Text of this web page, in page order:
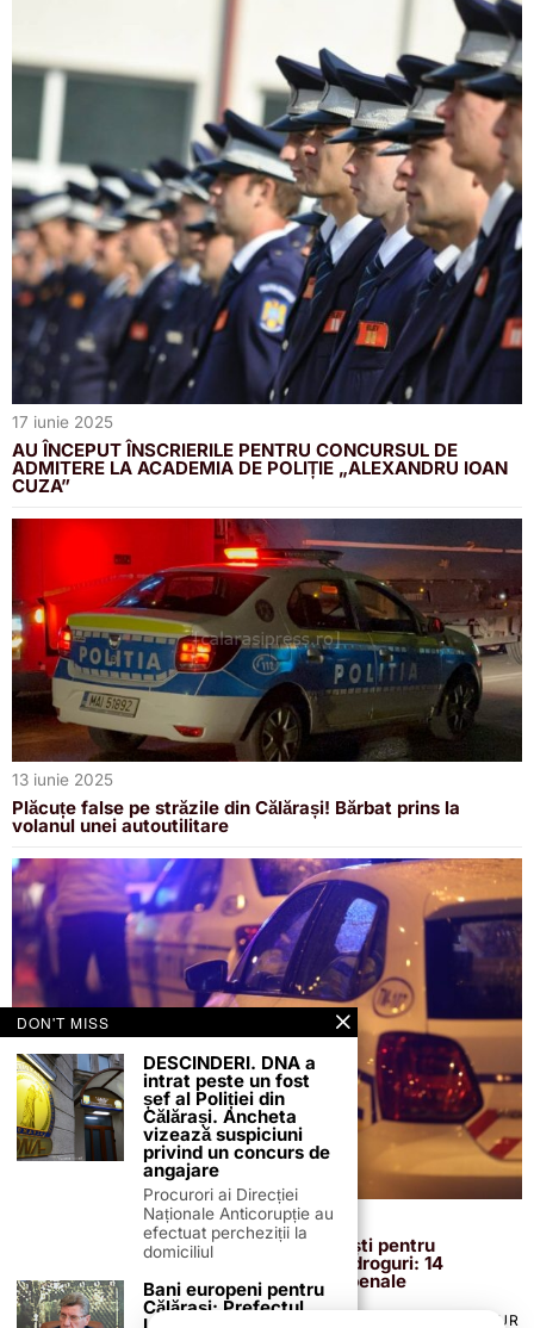
17 iunie 2025
AU ÎNCEPUT ÎNSCRIERILE PENTRU CONCURSUL DE
ADMITERE LA ACADEMIA DE POLIȚIE „ALEXANDRU IOAN
CUZA”
13 iunie 2025
Plăcuțe false pe străzile din Călărași! Bărbat prins la
volanul unei autoutilitare
16 octombrie 2024
Percheziții DIICOT la Călărași și București pentru
destructurarea unor rețele de trafic de droguri: 14
percheziții domiciliare, în șapte cauze penale
TERMENI ȘI CONDIȚII POLITICA DE ANULARE & RETUR
DON'T MISS
DESCINDERI. DNA a
intrat peste un fost
șef al Poliției din
Călărași. Ancheta
vizează suspiciuni
privind un concurs de
angajare
Procurori ai Direcției
Naționale Anticorupție au
efectuat percheziții la
domiciliul
Bani europeni pentru
Călărași: Prefectul